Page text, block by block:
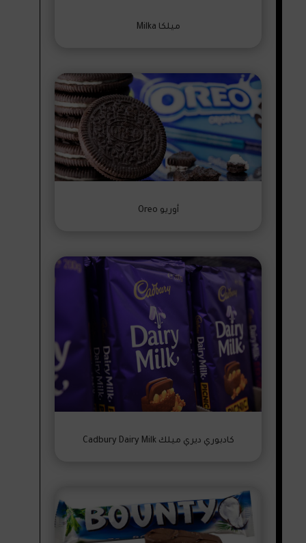
ميلكا Milka
أوريو Oreo
كادبوري ديري ميلك Cadbury Dairy Milk